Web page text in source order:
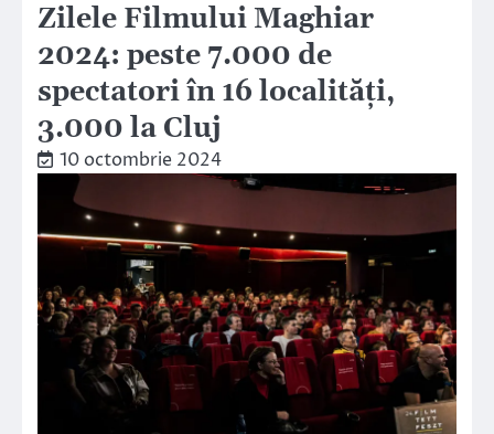
Zilele Filmului Maghiar
2024: peste 7.000 de
spectatori în 16 localități,
3.000 la Cluj
10 octombrie 2024